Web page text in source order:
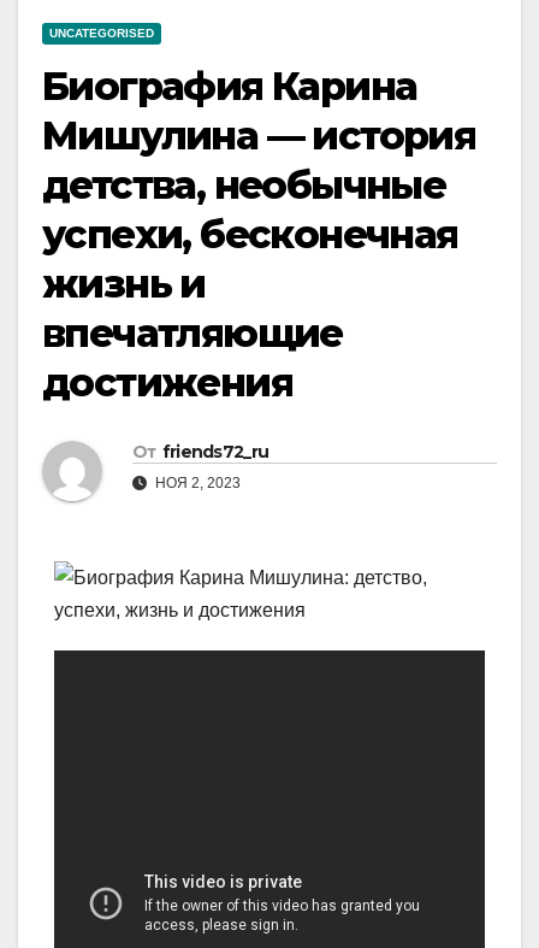
UNCATEGORISED
Биография Карина
Мишулина — история
детства, необычные
успехи, бесконечная
жизнь и
впечатляющие
достижения
От friends72_ru
НОЯ 2, 2023